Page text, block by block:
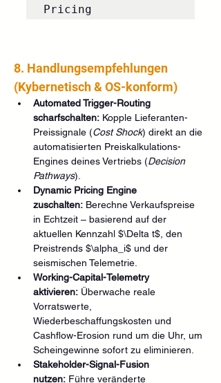
8. Handlungsempfehlungen
(Kybernetisch & OS-konform)
Automated Trigger-Routing
scharfschalten: Kopple Lieferanten-
Preissignale (Cost Shock) direkt an die
automatisierten Preiskalkulations-
Engines deines Vertriebs (Decision
Pathways).
Dynamic Pricing Engine
zuschalten: Berechne Verkaufspreise
in Echtzeit – basierend auf der
aktuellen Kennzahl $\Delta t$, den
Preistrends $\alpha_i$ und der
seismischen Telemetrie.
Working-Capital-Telemetry
aktivieren: Überwache reale
Vorratswerte,
Wiederbeschaffungskosten und
Cashflow-Erosion rund um die Uhr, um
Scheingewinne sofort zu eliminieren.
Stakeholder-Signal-Fusion
nutzen: Führe veränderte